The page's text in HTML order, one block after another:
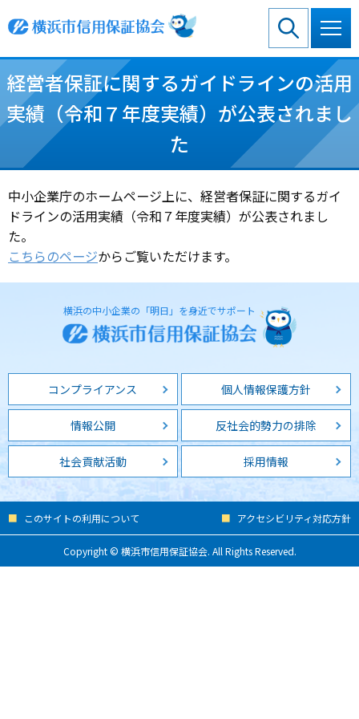
ロ
バ
ル
ナ
ビ
シ
ン
文ー
ル
ナ
ビ
ゲ
ョ
へ
ッ
ー
へ
経営者保証に関するガイドラインの活用
実績（令和７年度実績）が公表されまし
た
中小企業庁のホームページ上に、経営者保証に関するガイ
ドラインの活用実績（令和７年度実績）が公表されまし
た。
こちらのページからご覧いただけます。
横浜の中小企業の「明日」を身近でサポート
コンプライアンス 個人情報保護方針
情報公開 反社会的勢力の排除
社会貢献活動 採用情報
このサイトの利用について アクセシビリティ対応方針
Copyright © 横浜市信用保証協会. All Rights Reserved.